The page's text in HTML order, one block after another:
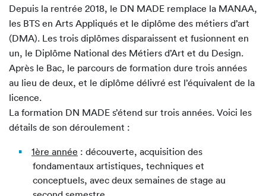
Depuis la rentrée 2018, le DN MADE remplace la MANAA,
les BTS en Arts Appliqués et le diplôme des métiers d’art
(DMA). Les trois diplômes disparaissent et fusionnent en
un, le Diplôme National des Métiers d’Art et du Design.
Après le Bac, le parcours de formation dure trois années
au lieu de deux, et le diplôme délivré est l’équivalent de la
licence.
La formation DN MADE s’étend sur trois années. Voici les
détails de son déroulement :
1ère année : découverte, acquisition des
fondamentaux artistiques, techniques et
conceptuels, avec deux semaines de stage au